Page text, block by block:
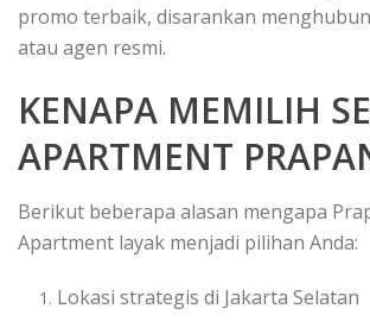
promo terbaik, disarankan
atau agen resmi.
KENAPA MEMILIH
APARTMENT
Berikut beberapa alasan mengapa
Apartment layak menjadi pilihan Anda:
Lokasi strategis di Jakarta Selatan